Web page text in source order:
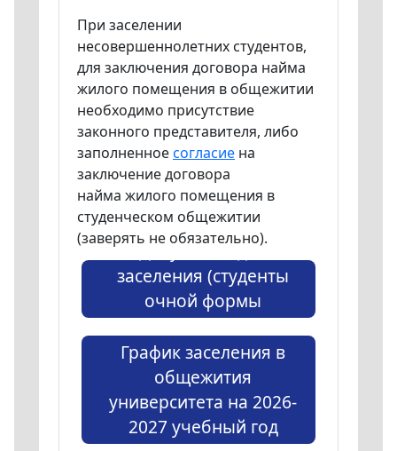
При заселении
несовершеннолетних студентов,
для заключения договора найма
жилого помещения в общежитии
необходимо присутствие
законного представителя, либо
заполненноесогласие на
заключение договора
найма жилого помещения в
студенческом общежитии
(заверять не обязательно).
Документы для
заселения (студенты
очной формы
обучения)
График заселения в
общежития
университета на 2026-
2027 учебный год